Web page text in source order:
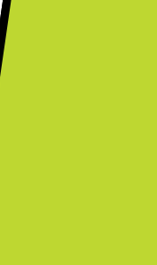
priser
Clear